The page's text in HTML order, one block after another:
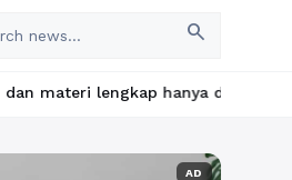
search
hanya di YukBelajar.com.
AD